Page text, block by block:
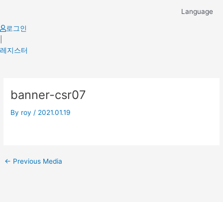
content
Language
로그인
레지스터
banner-csr07
By roy / 2021.01.19
navigation
← Previous Media